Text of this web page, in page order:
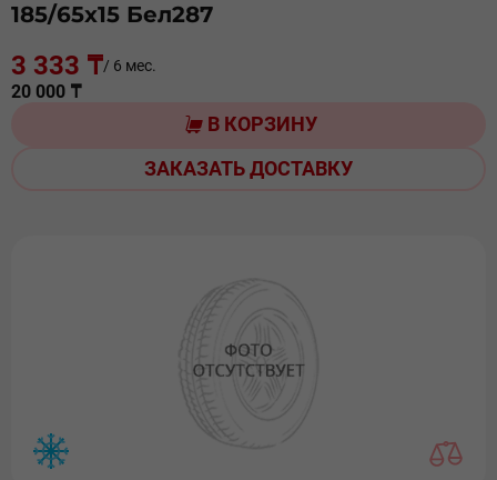
185/65х15 Бел287
3 333 ₸/ 6 мес.
20 000 ₸
В КОРЗИНУ
ЗАКАЗАТЬ ДОСТАВКУ